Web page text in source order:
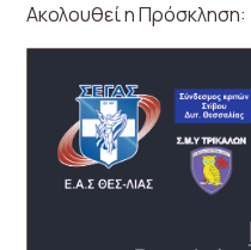
Ακολουθεί η Πρόσκληση: